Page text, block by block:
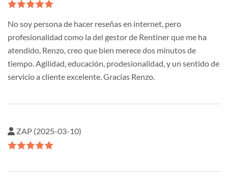
No soy persona de hacer reseñas en internet, pero
profesionalidad como la del gestor de Rentiner que me ha
atendido, Renzo, creo que bien merece dos minutos de
tiempo. Agilidad, educación, prodesionalidad, y un sentido de
servicio a cliente excelente. Gracias Renzo.
ZAP (2025-03-10)